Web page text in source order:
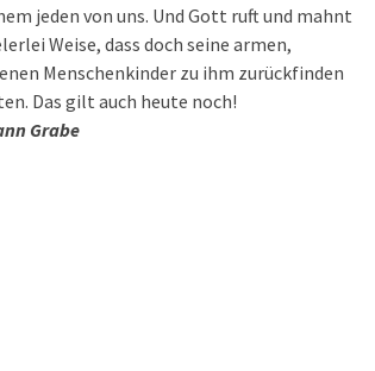
jeden von uns. Und Gott ruft und mahnt
Weise, dass doch seine armen,
Menschenkinder zu ihm zurückfinden
Das gilt auch heute noch!
Grabe